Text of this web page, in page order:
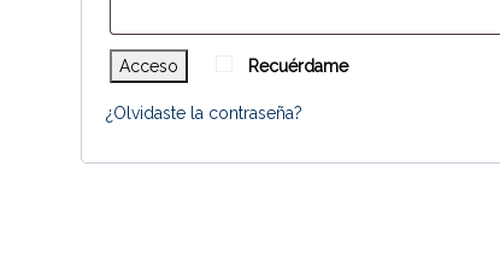
Recuérdame
Acceso
¿Olvidaste la contraseña?